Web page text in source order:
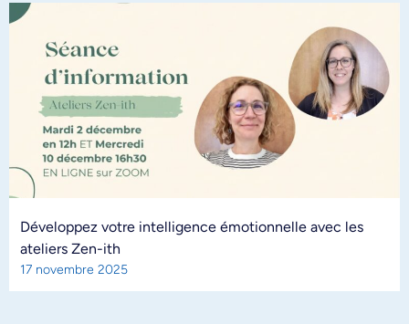
Développez votre intelligence émotionnelle avec les
ateliers Zen-ith
17 novembre 2025